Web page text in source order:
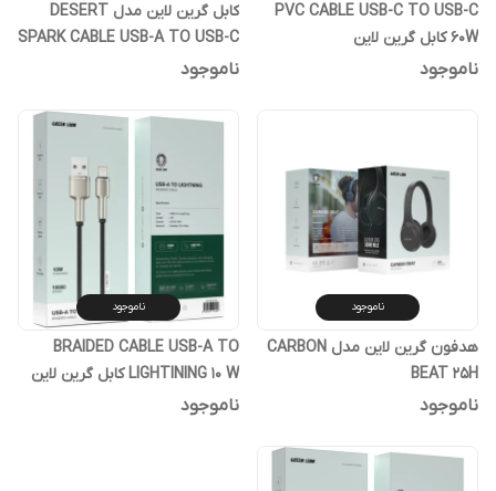
PVC CABLE USB-C TO USB-C
60W کابل گرین لاین
ناموجود
کابل گرین لاین مدل DESERT
SPARK CABLE USB-A TO USB-C
15W
ناموجود
ناموجود
هدفون گرین لاین مدل CARBON
BEAT 25H
ناموجود
ناموجود
BRAIDED CABLE USB-A TO
LIGHTINING 10 W کابل گرین لاین
ناموجود